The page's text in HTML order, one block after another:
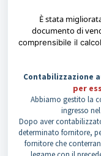
È stata
documento di
comprensibile il
Contabilizzazione
per
Abbiamo gestito la
ingresso
Dopo aver
determinato fornitore,
fornitore che